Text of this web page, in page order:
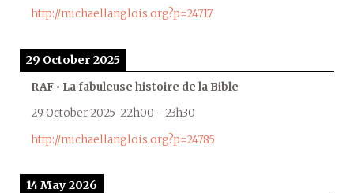
http://michaellanglois.org?p=24717
29 October 2025
RAF • La fabuleuse histoire de la Bible
29 October 2025 22h00 - 23h30
http://michaellanglois.org?p=24785
14 May 2026